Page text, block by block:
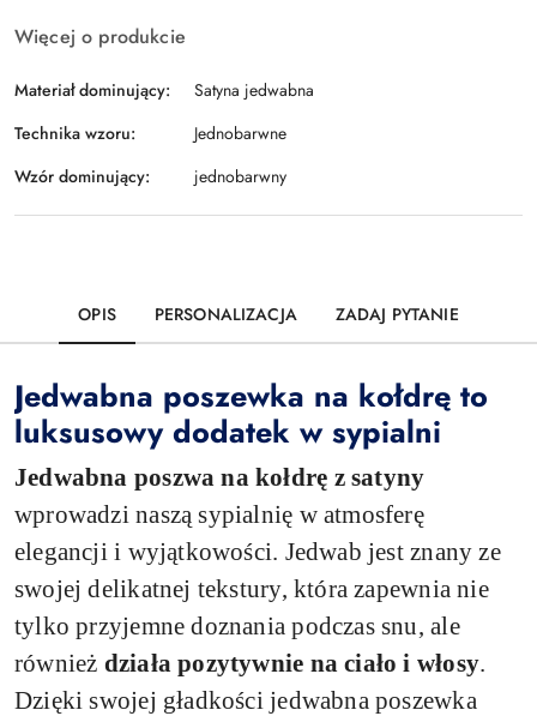
Więcej o produkcie
Materiał dominujący:
Satyna jedwabna
Technika wzoru:
Jednobarwne
Wzór dominujący:
jednobarwny
OPIS PERSONALIZACJA ZADAJ PYTANIE
Jedwabna poszewka na kołdrę to
luksusowy dodatek w sypialni
Jedwabna poszwa na kołdrę z satyny
wprowadzi naszą sypialnię w atmosferę
elegancji i wyjątkowości. Jedwab jest znany ze
swojej delikatnej tekstury, która zapewnia nie
tylko przyjemne doznania podczas snu, ale
również działa pozytywnie na ciało i włosy.
Dzięki swojej gładkości jedwabna poszewka